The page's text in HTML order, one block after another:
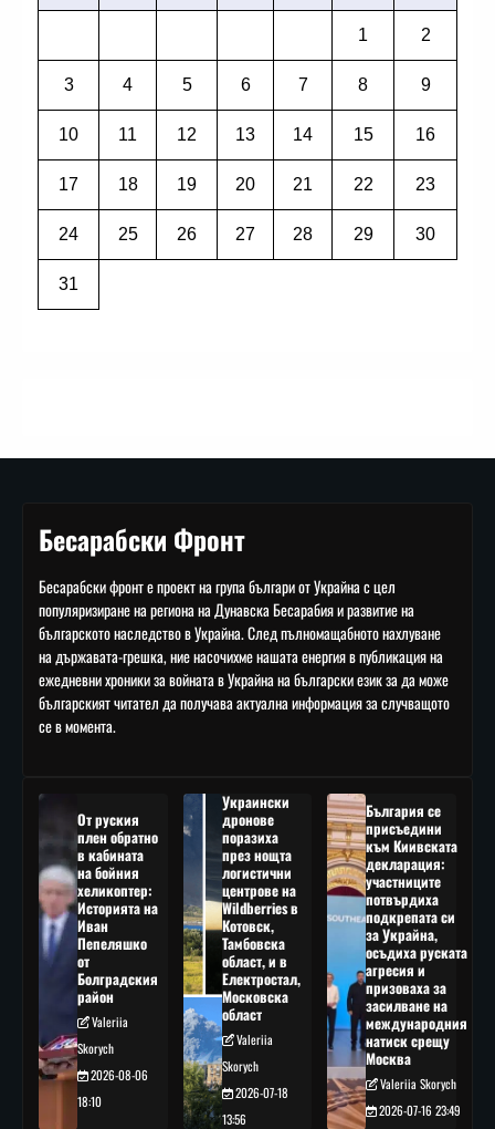
1 2
3 4 5 6 7 8 9
10 11 12 13 14 15 16
17 18 19 20 21 22 23
24 25 26 27 28 29 30
31
Бесарабски Фронт
Бесарабски фронт е проект на група българи от Украйна с цел
популяризиране на региона на Дунавска Бесарабия и развитие на
българското наследство в Украйна. След пълномащабното нахлуване
на държавата-грешка, ние насочихме нашата енергия в публикация на
ежедневни хроники за войната в Украйна на български език за да може
българският читател да получава актуална информация за случващото
се в момента.
От руския
плен обратно
в кабината
на бойния
хеликоптер:
Историята на
Иван
Пепеляшко
от
Болградския
район
Valeriia
Skorych
2026-08-06
18:10
Украински
дронове
поразиха
през нощта
логистични
центрове на
Wildberries в
Котовск,
Тамбовска
област, и в
Електростал,
Московска
област
Valeriia
Skorych
2026-07-18
13:56
България се
присъедини
към Киивската
декларация:
участниците
потвърдиха
подкрепата си
за Украйна,
осъдиха руската
агресия и
призоваха за
засилване на
международния
натиск срещу
Москва
Valeriia Skorych
2026-07-16 23:49